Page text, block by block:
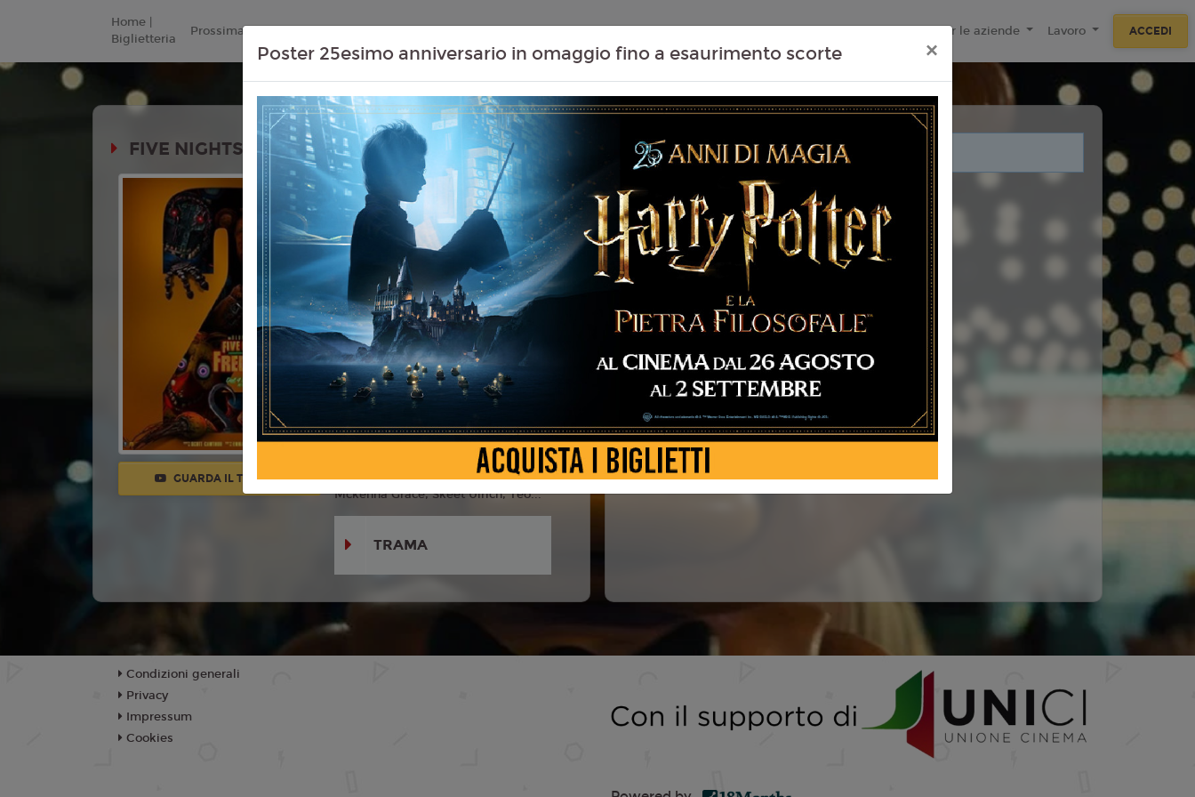
Home |
Biglietteria
Prossimamente Listino Prezzi Contenuti Extra Proiezioni Scolastiche Eventi Passati Tecnologie F.A.Q Per le aziende Lavoro ACCEDI
FIVE NIGHTS AT FREDDY'S 2
GUARDA IL TRAILER
Durata: 103 min
Genere: Horror, Thriller
Lingua:Italiano
Età10+
Regia:Emma Tammi
Anno:2025
Piper Rubio, Matthew Lillard,
Theodus Crane, Freddy Carter,
Mckenna Grace, Skeet Ulrich, Teo...
TRAMA
Non ci sono spettacoli legati a questo evento.
Poster 25esimo anniversario in omaggio fino a esaurimento scorte ×
Condizioni generali
Privacy
Impressum
Cookies